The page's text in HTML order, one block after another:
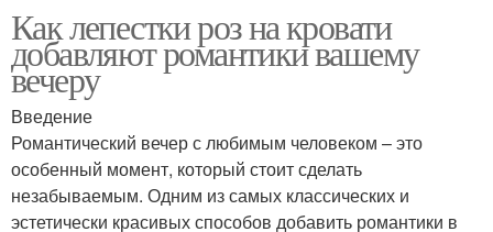
Как лепестки роз на кровати
добавляют романтики вашему
вечеру
Введение
Романтический вечер с любимым человеком – это
особенный момент, который стоит сделать
незабываемым. Одним из самых классических и
эстетически красивых способов добавить романтики в